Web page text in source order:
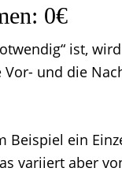
0€
ist,
und die
Beispiel ein
variiert aber